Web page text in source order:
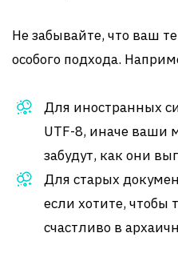
Не забывайте, что ваш
особого подхода.
Для иностранных
UTF-8, иначе ваши
забудут, как они
Для старых
если хотите, чтобы
счастливо в